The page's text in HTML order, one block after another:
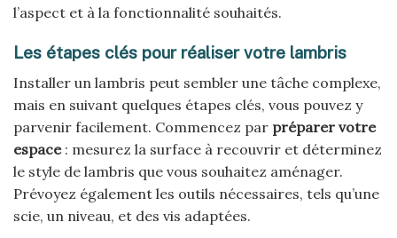
l’aspect et à la fonctionnalité souhaités.
Les étapes clés pour réaliser votre lambris
Installer un lambris peut sembler une tâche complexe,
mais en suivant quelques étapes clés, vous pouvez y
parvenir facilement. Commencez par préparer votre
espace: mesurez la surface à recouvrir et déterminez
le style de lambris que vous souhaitez aménager.
Prévoyez également les outils nécessaires, tels qu’une
scie, un niveau, et des vis adaptées.